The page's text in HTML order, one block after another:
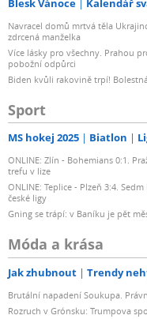
Blesk Vánoce Kalendář
Navracel domů mrtvá těla
zdrcená manželka
Více lásky pro všechny. Prahou
pobožní odpůrci
Biden kvůli rakovině trpí!
Sport
MS hokej 2025 Biatlon
ONLINE: Zlín - Bohemians 0:1.
trefu v lize
ONLINE: Teplice - Plzeň 3:4.
české ligy
Gning se trápí: v Baníku je pět
Móda a krása
Jak zhubnout Trendy
Brutální napadení Soukupa.
Rozruch v Grónsku: Trumpova